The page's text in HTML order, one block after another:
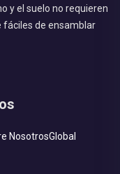
y el suelo no requieren
fáciles de ensamblar
NosotrosGlobal